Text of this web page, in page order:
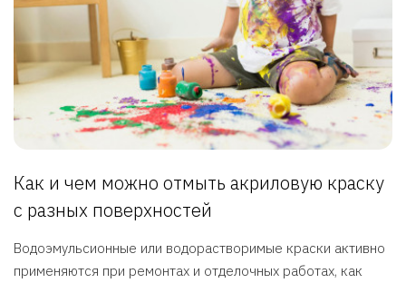
Как и чем можно отмыть акриловую краску
с разных поверхностей
Водоэмульсионные или водорастворимые краски активно
применяются при ремонтах и отделочных работах, как